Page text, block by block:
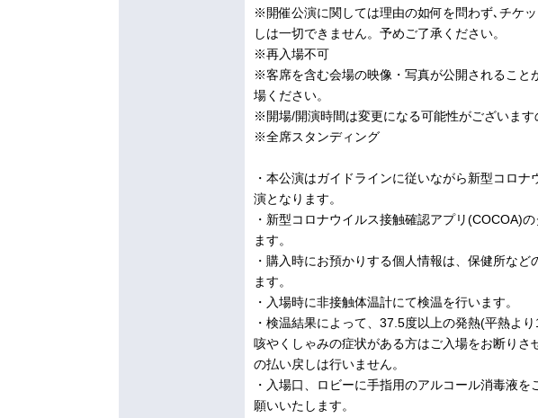
※開催公演に関しては理由の如何を問わず､チケ
しは一切できません。予めご了承ください。
※再入場不可
※客席を含む会場の映像・写真が公開されること
場ください。
※開場/開演時間は変更になる可能性がございます
※全席スタンディング
・本公演はガイドラインに従いながら新型コロ
演となります。
・新型コロナウイルス接触確認アプリ(COCOA)
ます。
・購入時にお預かりする個人情報は、保健所な
ます。
・入場時に非接触体温計にて検温を行います。
・検温結果によって、37.5度以上の発熱(平熱よ
咳やくしゃみの症状がある方はご入場をお断りさ
の払い戻しは行いません。
・入場口、ロビーに手指用のアルコール消毒液
願いいたします。